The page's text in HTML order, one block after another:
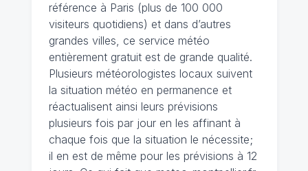
référence à Paris (plus de 100 000
visiteurs quotidiens) et dans d’autres
grandes villes, ce service météo
entièrement gratuit est de grande qualité.
Plusieurs météorologistes locaux suivent
la situation météo en permanence et
réactualisent ainsi leurs prévisions
plusieurs fois par jour en les affinant à
chaque fois que la situation le nécessite;
il en est de même pour les prévisions à 12